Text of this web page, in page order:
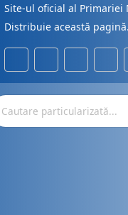
Site-ul oficial al
Distribuie această pagină.